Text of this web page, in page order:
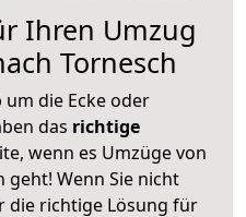
Ihren Umzug
Tornesch
um die Ecke oder
das richtige
wenn es Umzüge von
geht! Wenn Sie nicht
die richtige Lösung für